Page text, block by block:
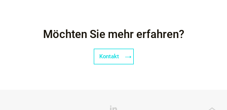
Möchten Sie mehr erfahren?
Kontakt